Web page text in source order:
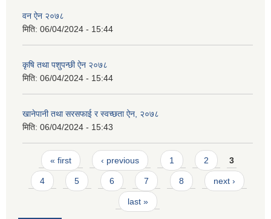
वन ऐन २०७८
मिति: 06/04/2024 - 15:44
कृषि तथा पशुपन्छी ऐन २०७८
मिति: 06/04/2024 - 15:44
खानेपानी तथा सरसफाई र स्वच्छता ऐन, २०७८
मिति: 06/04/2024 - 15:43
Pages
« first ‹ previous 1 2 3
4 5 6 7 8 next ›
last »